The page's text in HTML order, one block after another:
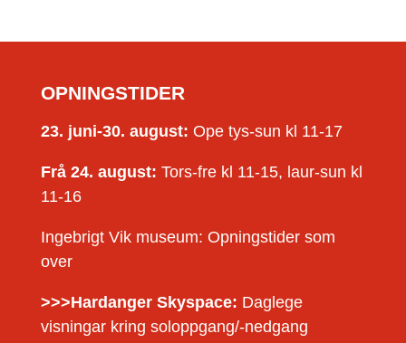
OPNINGSTIDER
23. juni-30. august: Ope tys-sun kl 11-17
Frå 24. august: Tors-fre kl 11-15, laur-sun kl
11-16
Ingebrigt Vik museum: Opningstider som
over
>>>Hardanger Skyspace: Daglege
visningar kring soloppgang/-nedgang